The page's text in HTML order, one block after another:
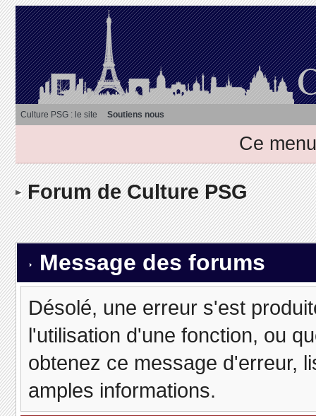
Culture PSG : le site Soutiens nous
Ce
Forum de Culture PSG
Message des forums
Désolé, une erreur s'est
l'utilisation d'une fonction, ou
obtenez ce message d'erreur,
amples informations.